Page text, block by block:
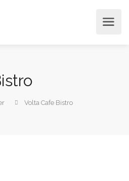
Volta Cafe Bistro